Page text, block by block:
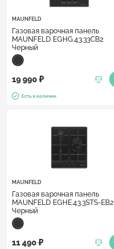
MAUNFELD
Газовая варочная панель
MAUNFELD EGHG.43.33CB2
Черный
19 990 ₽
Есть в наличии
MAUNFELD
Газовая варочная панель
MAUNFELD EGHE.43.3STS-EB2
Черный
11 490 ₽